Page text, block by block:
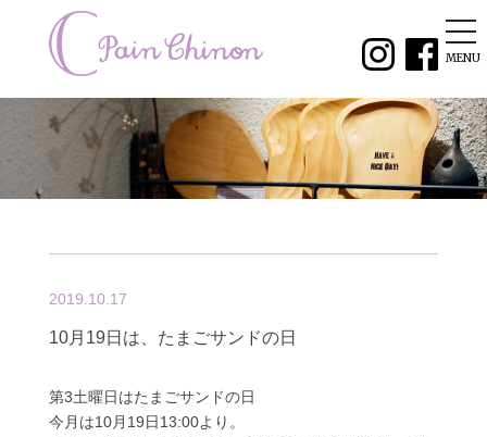
MENU
2019.10.17
10月19日は、たまごサンドの日
第3土曜日はたまごサンドの日
今月は10月19日13:00より。